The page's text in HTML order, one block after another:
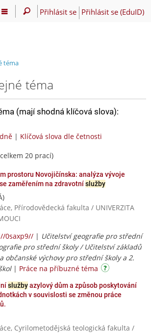
Přihlásit se Přihlásit se (EduID)
téma
téma
(mají shodná klíčová slova):
| Klíčová slova dle četnosti
20 prací)
prostoru Novojičínska: analýza vývoje
zaměřením na zdravotníslužby
Přírodovědecká fakulta / UNIVERZITA
0saxp9// | Učitelství geografie pro střední
pro střední školy / Učitelství základů
občanské výchovy pro střední školy a 2.
| Práce na příbuzné téma
službyazylový dům a způsob poskytování
v souvislosti se změnou práce
Cyrilometodějská teologická fakulta /